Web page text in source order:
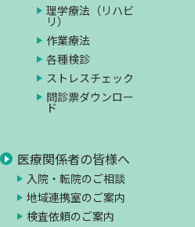
理学療法（リハビ
リ）
作業療法
各種検診
ストレスチェック
問診票ダウンロー
ド
医療関係者の皆様へ
入院・転院のご相談
地域連携室のご案内
検査依頼のご案内